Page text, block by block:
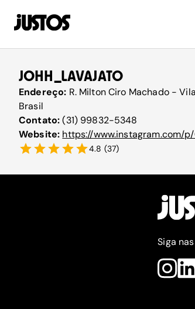
JOHH_LAVAJATO
Endereço: R. Milton Ciro Machado -
Brasil
Contato:(31) 99832-5348
Website: https://www.instagram.com/p/
4.8 (37)
Siga